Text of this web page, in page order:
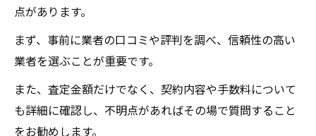
点があります。
まず、事前に業者の口コミや評判を調べ、信頼性の高い
業者を選ぶことが重要です。
また、査定金額だけでなく、契約内容や手数料について
も詳細に確認し、不明点があればその場で質問すること
をお勧めします。